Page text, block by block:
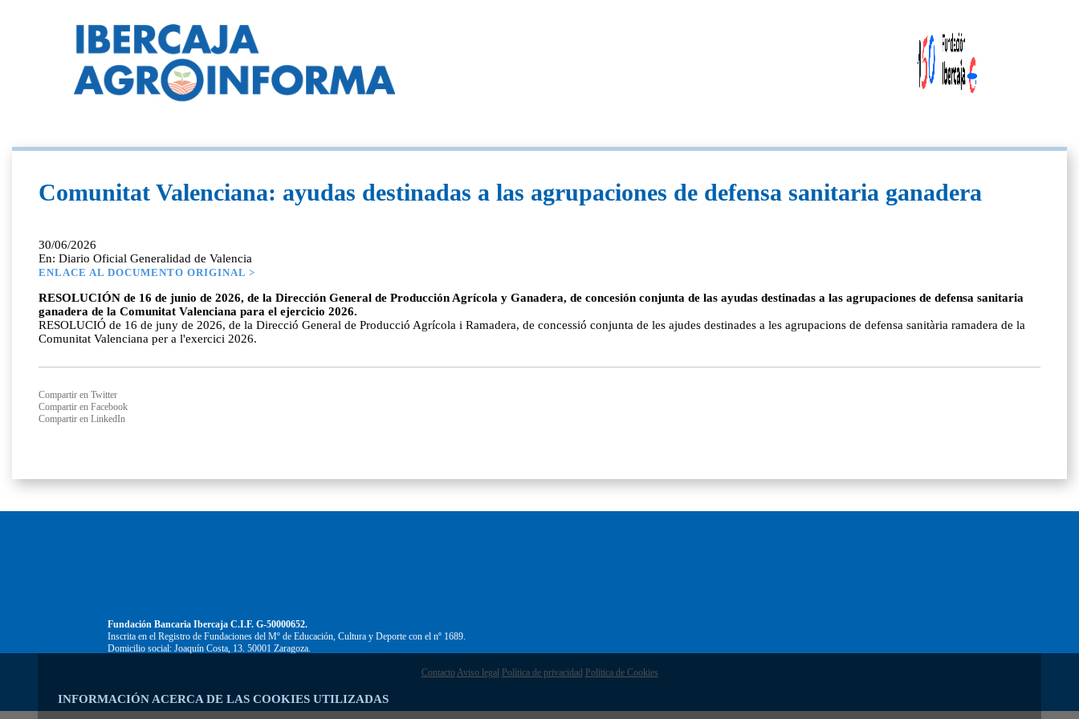
INFORMACIÓN ACERCA DE LAS COOKIES UTILIZADAS
Comunitat Valenciana: ayudas destinadas a las agrupaciones de defensa sanitaria ganadera
30/06/2026
En: Diario Oficial Generalidad de Valencia
ENLACE AL DOCUMENTO ORIGINAL >
RESOLUCIÓN de 16 de junio de 2026, de la Dirección General de Producción Agrícola y Ganadera, de concesión conjunta de las ayudas destinadas a las agrupaciones de defensa sanitaria
ganadera de la Comunitat Valenciana para el ejercicio 2026.
RESOLUCIÓ de 16 de juny de 2026, de la Direcció General de Producció Agrícola i Ramadera, de concessió conjunta de les ajudes destinades a les agrupacions de defensa sanitària ramadera de la
Comunitat Valenciana per a l'exercici 2026.
Compartir en Twitter
Compartir en Facebook
Compartir en LinkedIn
Fundación Bancaria Ibercaja C.I.F. G-50000652.
Inscrita en el Registro de Fundaciones del Mº de Educación, Cultura y Deporte con el nº 1689.
Domicilio social: Joaquín Costa, 13. 50001 Zaragoza.
Contacto Aviso legal Política de privacidad Política de Cookies